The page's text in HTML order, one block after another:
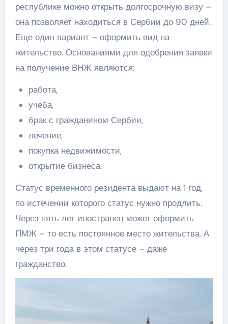
республике можно открыть долгосрочную визу –
она позволяет находиться в Сербии до 90 дней.
Еще один вариант – оформить вид на
жительство. Основаниями для одобрения заявки
на получение ВНЖ являются:
работа,
учеба,
брак с гражданином Сербии,
лечение,
покупка недвижимости,
открытие бизнеса.
Статус временного резидента выдают на 1 год,
по истечении которого статус нужно продлить.
Через пять лет иностранец может оформить
ПМЖ – то есть постоянное место жительства. А
через три года в этом статусе – даже
гражданство.